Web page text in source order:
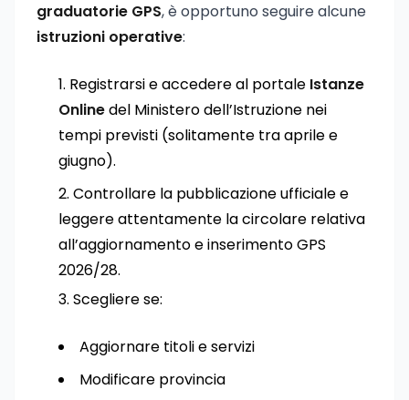
graduatorie GPS, è opportuno seguire alcune
istruzioni operative:
Registrarsi e accedere al portale Istanze
Onlinedel Ministero dell’Istruzione nei
tempi previsti (solitamente tra aprile e
giugno).
Controllare la pubblicazione ufficiale e
leggere attentamente la circolare relativa
all’aggiornamento e inserimento GPS
2026/28.
Scegliere se:
Aggiornare titoli e servizi
Modificare provincia